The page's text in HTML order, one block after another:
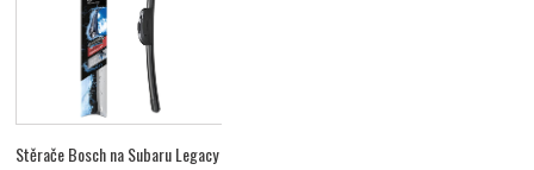
Stěrače Bosch na Subaru Legacy